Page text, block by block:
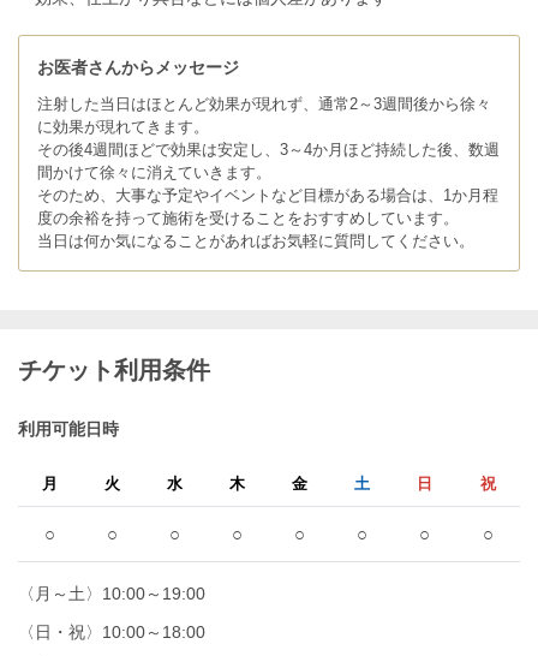
お医者さんからメッセージ
注射した当日はほとんど効果が現れず、通常2～3週間後から徐々
に効果が現れてきます。
その後4週間ほどで効果は安定し、3～4か月ほど持続した後、数週
間かけて徐々に消えていきます。
そのため、大事な予定やイベントなど目標がある場合は、1か月程
度の余裕を持って施術を受けることをおすすめしています。
当日は何か気になることがあればお気軽に質問してください。
チケット利用条件
利用可能日時
月 火 水 木 金 土 日 祝
○ ○ ○ ○ ○ ○ ○ ○
〈月～土〉10:00～19:00
〈日・祝〉10:00～18:00